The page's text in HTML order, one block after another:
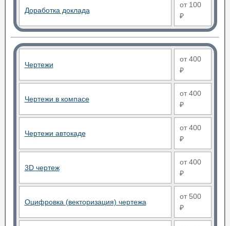
Доработка доклада
от 100
₽
Чертежи
от 400
₽
Чертежи в компасе
от 400
₽
Чертежи автокаде
от 400
₽
3D чертеж
от 400
₽
Оцифровка (векторизация) чертежа
от 500
₽